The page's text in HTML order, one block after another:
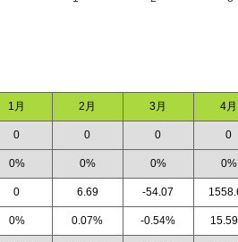
1月 2月 3月 4月
0 0 0 0
0% 0% 0% 0%
0 6.69 -54.07
0% 0.07% -0.54%